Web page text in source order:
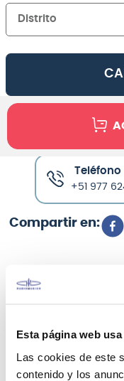
Esta página web
Las cookies de este
contenido y los
Distrito
Canales de
Teléfono
+51 977
La correaPadded
la serie Comfort
nivel de